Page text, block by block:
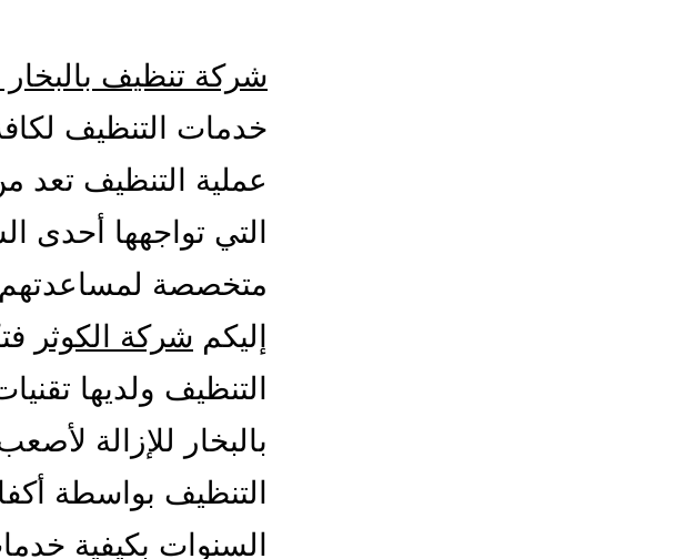
شركة تنظيف
خدمات التنظيف
عملية التنظيف تعد
التي تواجهها أحدى
متخصصة لمساعدتهم
إليكم شركة الكوثر
التنظيف ولديها
بالبخار للإزالة
التنظيف بواسطة
السنوات بكيفية